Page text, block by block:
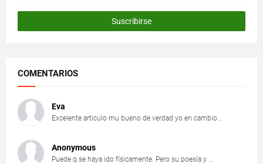
COMENTARIOS
Eva
Excelente articulo mu bueno de verdad yo en cambio...
Anonymous
Puede q se haya ido físicamente. Pero su poesía y ...